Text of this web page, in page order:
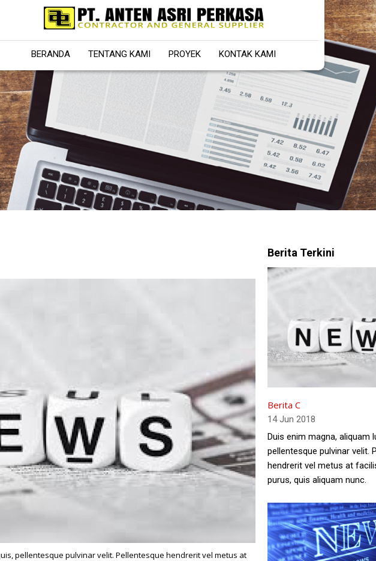
BERANDA TENTANG KAMI PROYEK KONTAK KAMI
pellentesque pulvinar velit. Pellentesque hendrerit vel metus at
Berita Terkini
Berita C
14 Jun 2018
Duis enim magna, aliquam
pellentesque pulvinar velit.
hendrerit vel metus at
purus, quis aliquam nunc.